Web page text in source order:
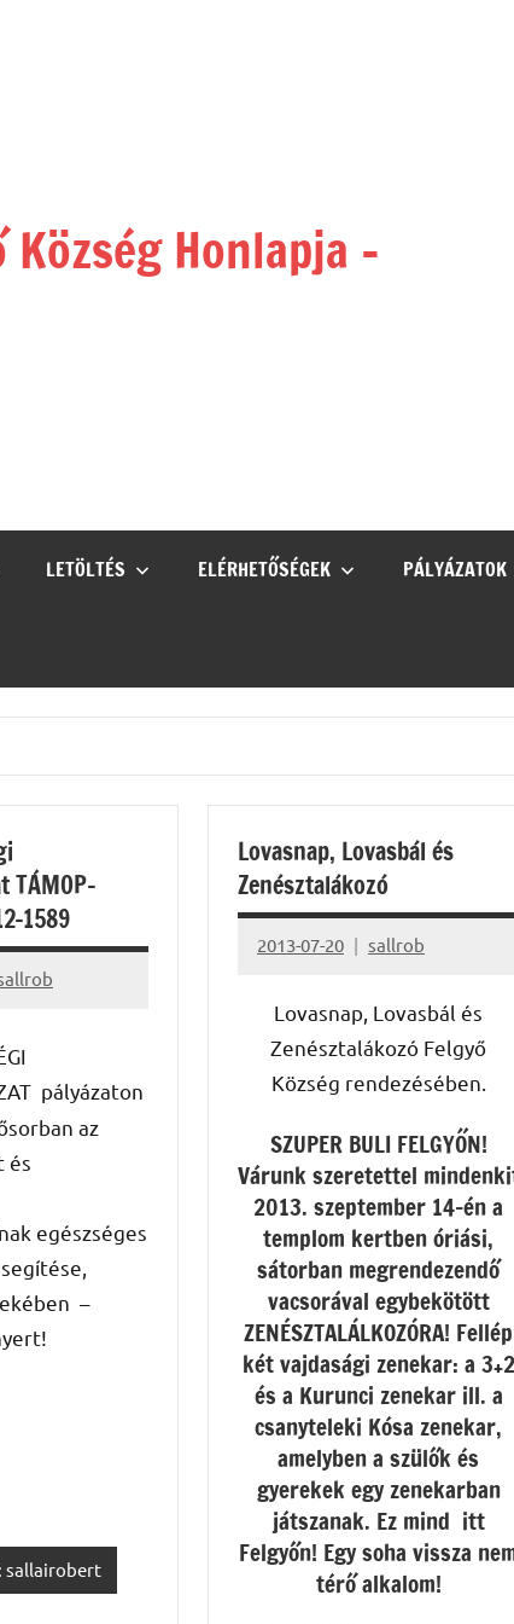
Község Honlapja –
LETÖLTÉS ELÉRHETŐSÉGEK PÁLYÁZATOK
TÁMOP-
1589
pályázaton
az
és
egészséges
–
sallairobert
Lovasnap, Lovasbál és
Zenésztalákozó
2013-07-20 sallrob
Lovasnap, Lovasbál és
Zenésztalákozó Felgyő
Község rendezésében.
SZUPER BULI FELGYŐN!
Várunk szeretettel
2013. szeptember 14-én a
templom kertben óriási,
sátorban megrendezendő
vacsorával egybekötött
ZENÉSZTALÁLKOZÓRA! Fellép
két vajdasági zenekar: a 3+2
és a Kurunci zenekar ill. a
csanyteleki Kósa zenekar,
amelyben a szülők és
gyerekek egy zenekarban
játszanak. Ez mind itt
Felgyőn! Egy soha vissza
térő alkalom!